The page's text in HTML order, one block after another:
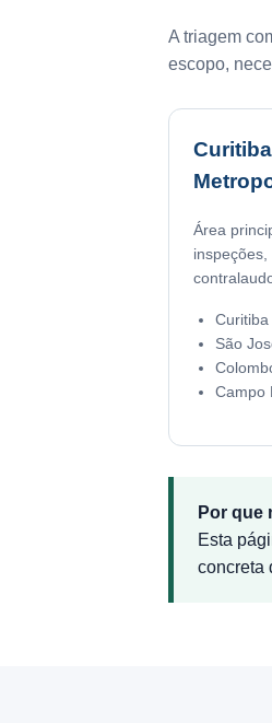
A triagem
escopo,
Área
inspeções,
Curitiba
São
Campo
Por que
Esta
concreta